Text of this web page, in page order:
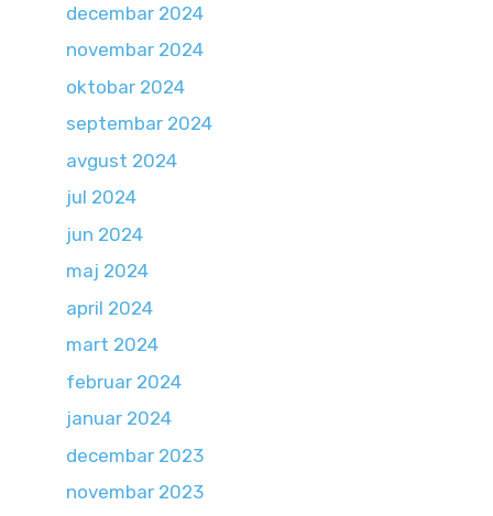
decembar 2024
novembar 2024
oktobar 2024
septembar 2024
avgust 2024
jul 2024
jun 2024
maj 2024
april 2024
mart 2024
februar 2024
januar 2024
decembar 2023
novembar 2023